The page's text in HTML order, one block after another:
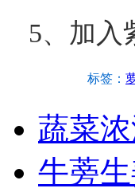
5、加入
标签：
蔬菜
牛蒡